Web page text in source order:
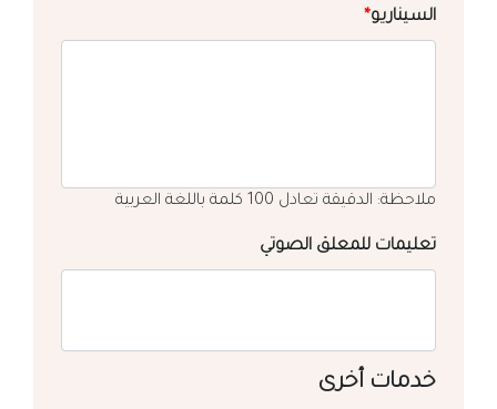
السيناريو*
ملاحظة: الدقيقة تعادل 100 كلمة باللغة العربية
تعليمات للمعلق الصوتي
خدمات أخرى